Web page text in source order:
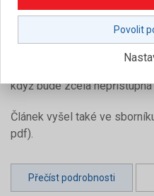
majitelům bytů, nad nimiž
majitelů. Zkušenosti
opravě hydroizolace v
když bude zcela nepřístupná
Článek vyšel také ve
pdf).
Přečíst podrobnosti
Povolit